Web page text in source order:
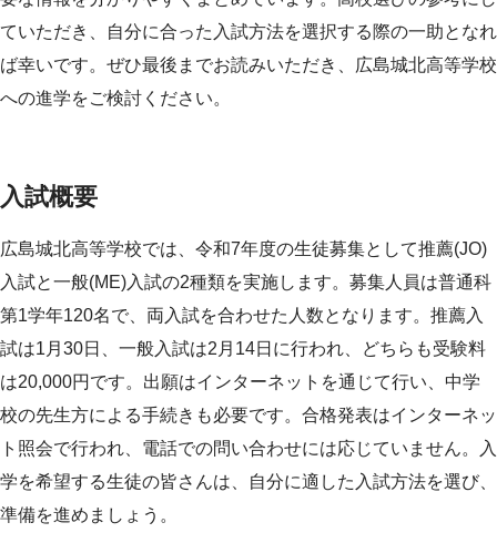
ていただき、自分に合った入試方法を選択する際の一助となれ
ば幸いです。ぜひ最後までお読みいただき、広島城北高等学校
への進学をご検討ください。
入試概要
広島城北高等学校では、令和7年度の生徒募集として推薦(JO)
入試と一般(ME)入試の2種類を実施します。募集人員は普通科
第1学年120名で、両入試を合わせた人数となります。推薦入
試は1月30日、一般入試は2月14日に行われ、どちらも受験料
は20,000円です。出願はインターネットを通じて行い、中学
校の先生方による手続きも必要です。合格発表はインターネッ
ト照会で行われ、電話での問い合わせには応じていません。入
学を希望する生徒の皆さんは、自分に適した入試方法を選び、
準備を進めましょう。